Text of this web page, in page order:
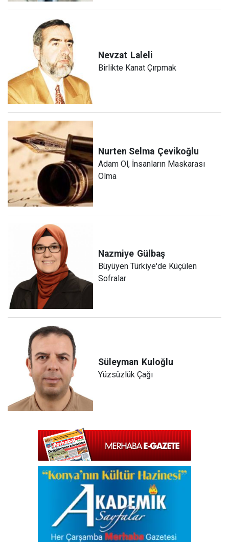
Nevzat Laleli
Birlikte Kanat Çırpmak
Nurten Selma Çevikoğlu
Adam Ol, İnsanların Maskarası
Olma
Nazmiye Gülbaş
Büyüyen Türkiye'de Küçülen
Sofralar
Süleyman Kuloğlu
Yüzsüzlük Çağı